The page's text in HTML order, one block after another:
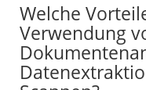
Welche
Verwendung